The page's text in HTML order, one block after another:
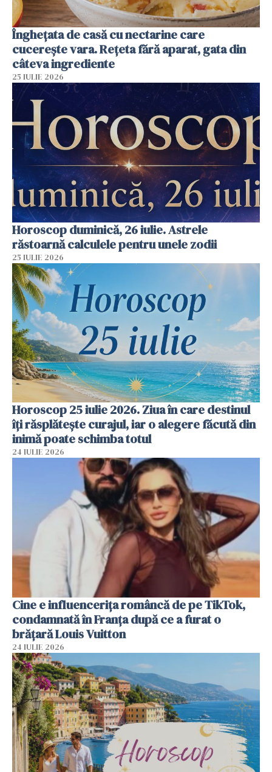
Înghețata de casă cu nectarine care
cucerește vara. Rețeta fără aparat, gata din
câteva ingrediente
25 IULIE 2026
Horoscop duminică, 26 iulie. Astrele
răstoarnă calculele pentru unele zodii
25 IULIE 2026
Horoscop 25 iulie 2026. Ziua în care destinul
îți răsplătește curajul, iar o alegere făcută din
inimă poate schimba totul
24 IULIE 2026
Cine e influencerița româncă de pe TikTok,
condamnată în Franța după ce a furat o
brățară Louis Vuitton
24 IULIE 2026